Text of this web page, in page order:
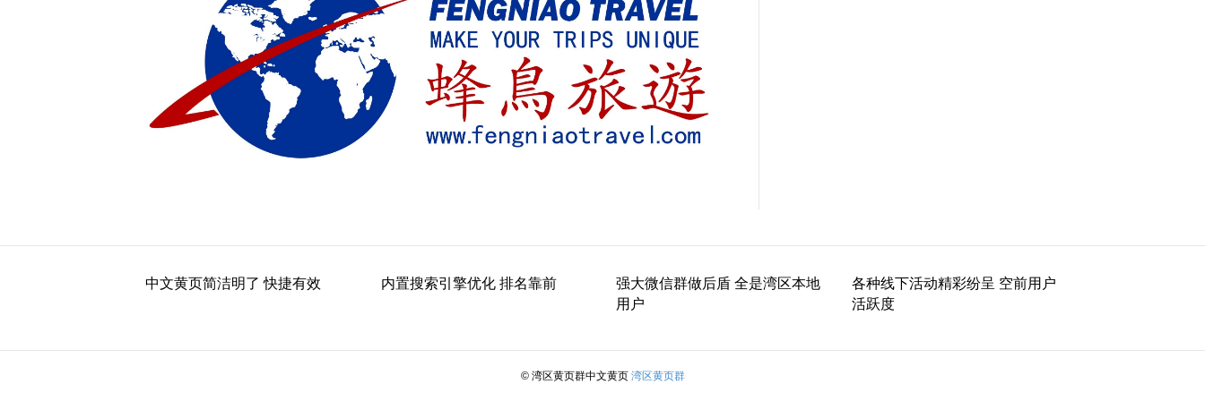
中文黄页简洁明了 快捷有效 内置搜索引擎优化 排名靠前
强大微信群做后盾 全是湾区本地
用户
各种线下活动精彩纷呈 空前用户
活跃度
© 湾区黄页群中文黄页 湾区黄页群